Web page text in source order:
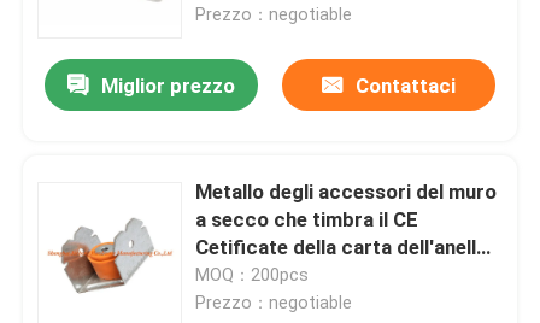
Prezzo：negotiable
Miglior prezzo Contattaci
Metallo degli accessori del muro
a secco che timbra il CE
Cetificate della carta dell'anello
di gomma delle parti
MOQ：200pcs
Prezzo：negotiable